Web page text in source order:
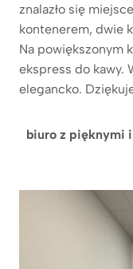
znalazło się
kontenerem, dwie
Na powiększonym
ekspress do kawy.
elegancko.
biuro z pięknymi